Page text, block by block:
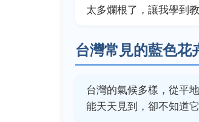
太多爛根了，讓我學到教
台灣常見的藍色花
台灣的氣候多樣，從平
能天天見到，卻不知道它